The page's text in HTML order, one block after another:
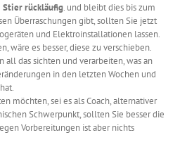
Stier rückläufig. und bleibt dies bis zum
Überraschungen gibt, sollten Sie jetzt
und Elektroinstallationen lassen.
wäre es besser, diese zu verschieben.
all das sichten und verarbeiten, was an
in den letzten Wochen und
möchten, sei es als Coach, alternativer
Schwerpunkt, sollten Sie besser die
Vorbereitungen ist aber nichts